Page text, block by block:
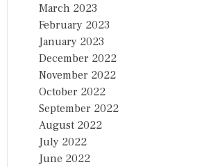
March 2023
February 2023
January 2023
December 2022
November 2022
October 2022
September 2022
August 2022
July 2022
June 2022